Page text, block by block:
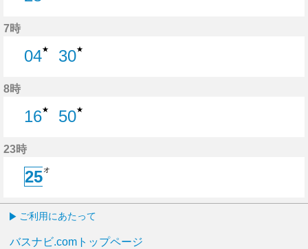
7時
04★
30★
8時
16★
50★
23時
25オ
ご利用にあたって
バスナビ.comトップページ